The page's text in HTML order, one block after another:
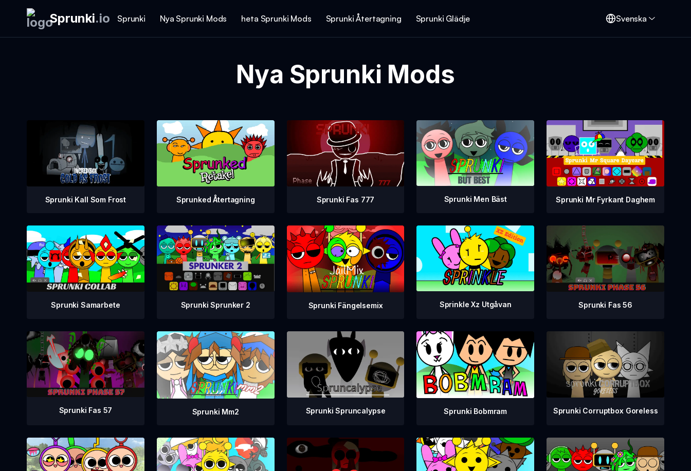
Sprunki.io Sprunki Nya Sprunki Mods heta Sprunki Mods Sprunki Återtagning Sprunki Glädje Svenska
Nya Sprunki Mods
Sprunki Kall Som Frost Sprunked Återtagning Sprunki Fas 777 Sprunki Men Bäst Sprunki Mr Fyrkant Daghem
Sprunki Samarbete Sprunki Sprunker 2 Sprunki Fängelsemix Sprinkle Xz Utgåvan Sprunki Fas 56
Sprunki Fas 57 Sprunki Mm2 Sprunki Spruncalypse Sprunki Bobmram Sprunki Corruptbox Goreless